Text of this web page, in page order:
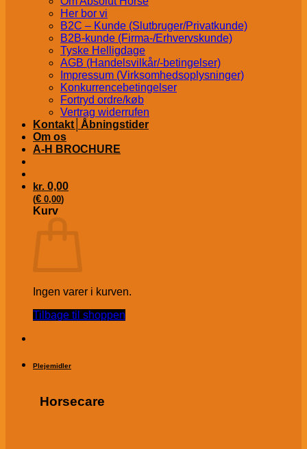
Her bor vi
B2C – Kunde (Slutbruger/Privatkunde)
B2B-kunde (Firma-/Erhvervskunde)
Tyske Helligdage
AGB (Handelsvilkår/-betingelser)
Impressum (Virksomhedsoplysninger)
Konkurrencebetingelser
Fortryd ordre/køb
Vertrag widerrufen
Kontakt│Åbningstider
Om os
A-H BROCHURE
kr. 0,00
(€ 0,00)
Kurv
Ingen varer i kurven.
Tilbage til shoppen
Plejemidler
Horsecare